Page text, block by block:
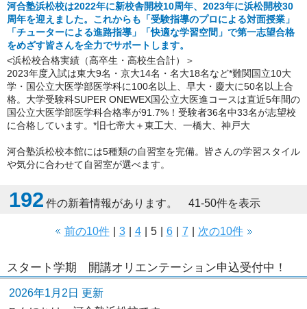
河合塾浜松校は2022年に新校舎開校10周年、2023年に浜松開校30
周年を迎えました。これからも「受験指導のプロによる対面授業」
「チューターによる進路指導」「快適な学習空間」で第一志望合格
をめざす皆さんを全力でサポートします。
<浜松校合格実績（高卒生・高校生合計）＞
2023年度入試は東大9名・京大14名・名大18名など*難関国立10大
学・国公立大医学部医学科に100名以上、早大・慶大に50名以上合
格。大学受験科SUPER ONEWEX国公立大医進コースは直近5年間の
国公立大医学部医学科合格率が91.7%！受験者36名中33名が志望校
に合格しています。*旧七帝大＋東工大、一橋大、神戸大
河合塾浜松校本館には5種類の自習室を完備。皆さんの学習スタイル
や気分に合わせて自習室が選べます。
192 件の新着情報があります。 41-50件を表示
前の10件 3 4 5 6 7 次の10件
スタート学期 開講オリエンテーション申込受付中！
2026年1月2日 更新